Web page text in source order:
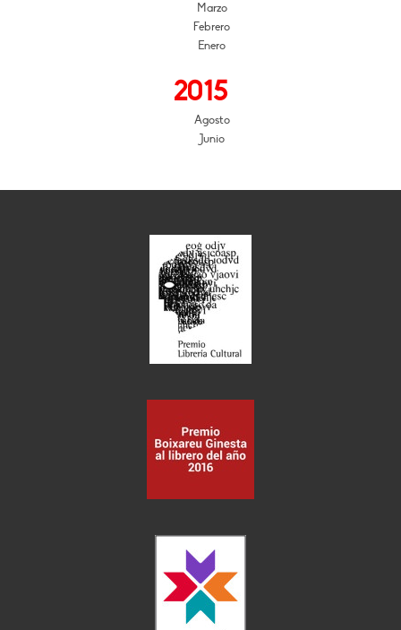
Marzo
Febrero
Enero
2015
Agosto
Junio